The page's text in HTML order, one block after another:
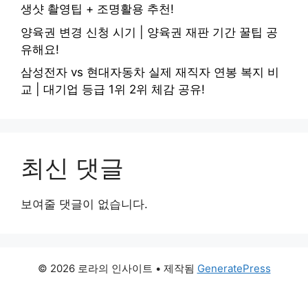
생샷 촬영팁 + 조명활용 추천!
양육권 변경 신청 시기 | 양육권 재판 기간 꿀팁 공
유해요!
삼성전자 vs 현대자동차 실제 재직자 연봉 복지 비
교 | 대기업 등급 1위 2위 체감 공유!
최신 댓글
보여줄 댓글이 없습니다.
© 2026 로라의 인사이트 • 제작됨 GeneratePress